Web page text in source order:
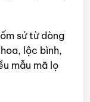
sứ từ dòng
lộc bình,
mẫu mã lọ